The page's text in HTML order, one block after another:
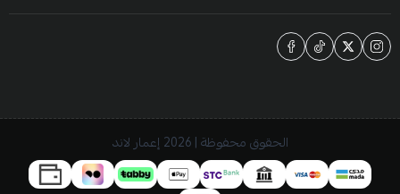
الحقوق محفوظة | 2026 إعمار لاند